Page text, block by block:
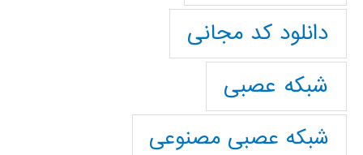
دانلود کد مجانی
شبکه عصبی
شبکه عصبی مصنوعی